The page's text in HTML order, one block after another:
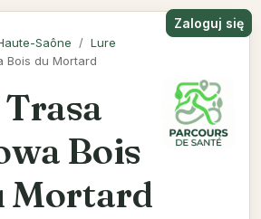
Zaloguj się
Saône
Lure
Bois du Mortard
Trasa
Bois
Mortard